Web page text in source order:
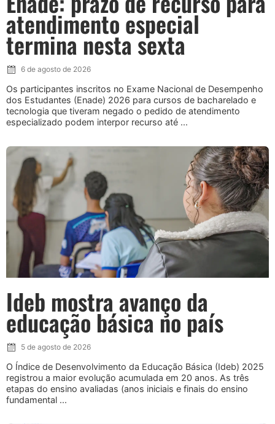
atendimento especial
termina nesta sexta
6 de agosto de 2026
Os participantes inscritos no Exame Nacional de Desempenho
dos Estudantes (Enade) 2026 para cursos de bacharelado e
tecnologia que tiveram negado o pedido de atendimento
especializado podem interpor recurso até ...
Ideb mostra avanço da
educação básica no país
5 de agosto de 2026
O Índice de Desenvolvimento da Educação Básica (Ideb) 2025
registrou a maior evolução acumulada em 20 anos. As três
etapas do ensino avaliadas (anos iniciais e finais do ensino
fundamental ...